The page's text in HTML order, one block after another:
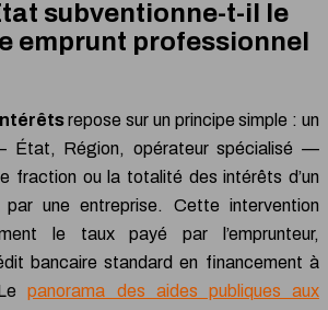
subventionne-t-il le
emprunt professionnel
repose sur un principe simple : un
État, Région, opérateur spécialisé —
fraction ou la totalité des intérêts d’un
une entreprise. Cette intervention
le taux payé par l’emprunteur,
bancaire standard en financement à
Lepanorama des aides publiques aux